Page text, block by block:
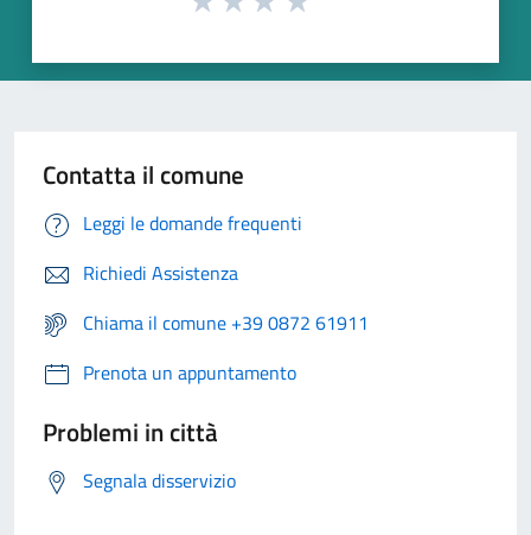
Contatta il comune
Leggi le domande frequenti
Richiedi Assistenza
Chiama il comune +39 0872 61911
Prenota un appuntamento
Problemi in città
Segnala disservizio